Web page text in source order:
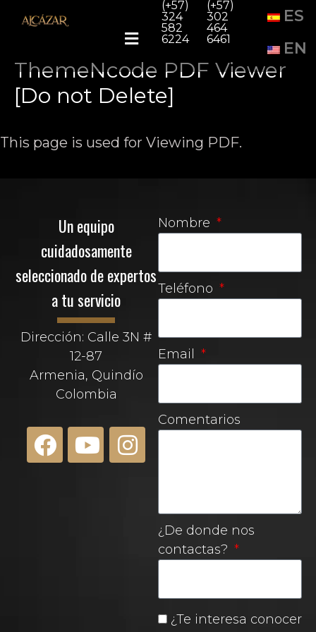
(+57)
324
582
6224
(+57)
302
464
6461
ES
EN
ThemeNcode PDF Viewer
[Do not Delete]
This page is used for Viewing PDF.
Un equipo
cuidadosamente
seleccionado de expertos
a tu servicio
Dirección: Calle 3N #
12-87
Armenia, Quindío
Colombia
Nombre
Teléfono
Email
Comentarios
¿De donde nos
contactas?
¿Te interesa conocer